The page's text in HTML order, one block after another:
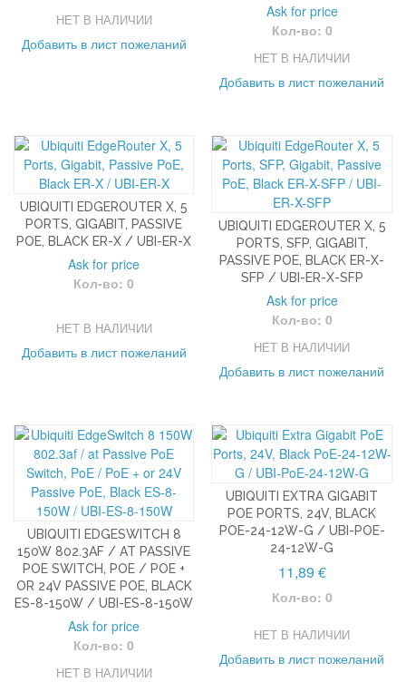
НЕТ В НАЛИЧИИ
Добавить в лист пожеланий
Ask for price
Кол-во: 0
НЕТ В НАЛИЧИИ
Добавить в лист пожеланий
UBIQUITI EDGEROUTER X, 5
PORTS, GIGABIT, PASSIVE
POE, BLACK ER-X / UBI-ER-X
Ask for price
Кол-во: 0
НЕТ В НАЛИЧИИ
Добавить в лист пожеланий
UBIQUITI EDGEROUTER X, 5
PORTS, SFP, GIGABIT,
PASSIVE POE, BLACK ER-X-
SFP / UBI-ER-X-SFP
Ask for price
Кол-во: 0
НЕТ В НАЛИЧИИ
Добавить в лист пожеланий
UBIQUITI EDGESWITCH 8
150W 802.3AF / AT PASSIVE
POE SWITCH, POE / POE +
OR 24V PASSIVE POE, BLACK
ES-8-150W / UBI-ES-8-150W
Ask for price
Кол-во: 0
НЕТ В НАЛИЧИИ
UBIQUITI EXTRA GIGABIT
POE PORTS, 24V, BLACK
POE-24-12W-G / UBI-POE-
24-12W-G
11,89 €
Кол-во: 0
НЕТ В НАЛИЧИИ
Добавить в лист пожеланий